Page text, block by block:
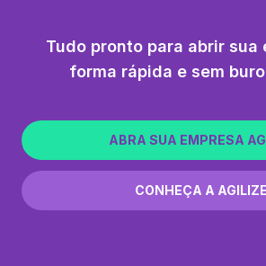
Tudo pronto para abrir sua
forma rápida e sem
ABRA SUA EMPRESA
CONHEÇA A AGILIZE